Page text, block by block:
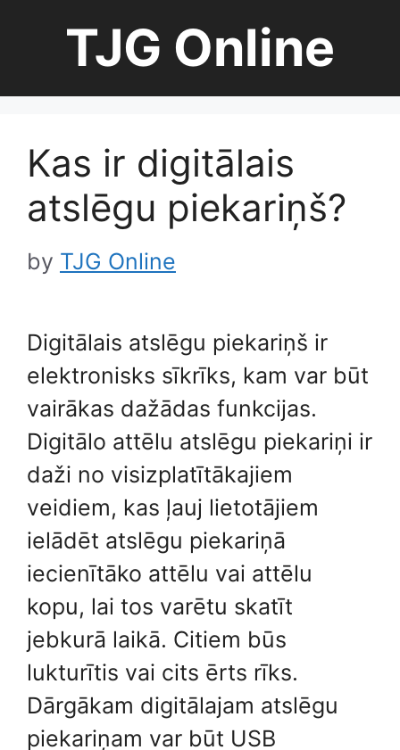
TJG Online
Kas ir digitālais
atslēgu piekariņš?
by TJG Online
Digitālais atslēgu piekariņš ir
elektronisks sīkrīks, kam var būt
vairākas dažādas funkcijas.
Digitālo attēlu atslēgu piekariņi ir
daži no visizplatītākajiem
veidiem, kas ļauj lietotājiem
ielādēt atslēgu piekariņā
iecienītāko attēlu vai attēlu
kopu, lai tos varētu skatīt
jebkurā laikā. Citiem būs
lukturītis vai cits ērts rīks.
Dārgākam digitālajam atslēgu
piekariņam var būt USB